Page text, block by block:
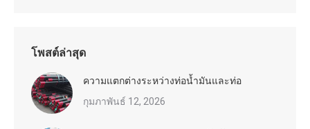
โพสต์ล่าสุด
ความแตกต่างระหว่างท่อน้ำมันและท่อ
กุมภาพันธ์ 12, 2026